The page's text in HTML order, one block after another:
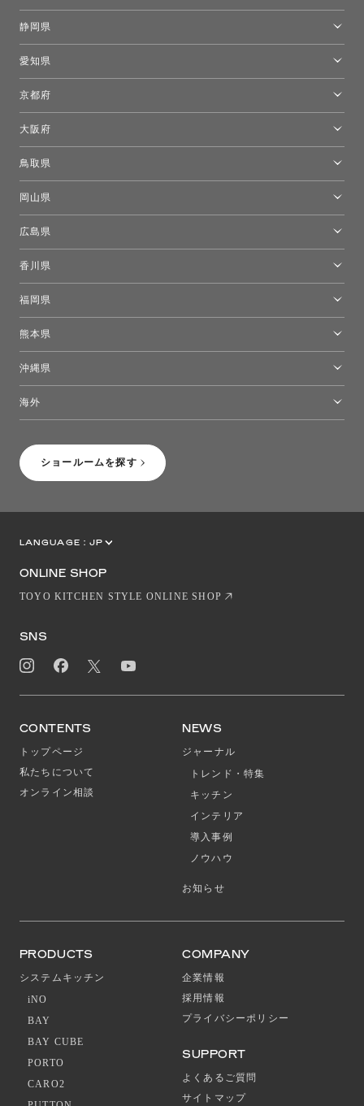
ショールームを探す
キーブー東京
FLOS｜フロスデザインスペース青山
静岡県
愛知県
京都府
大阪府
鳥取県
岡山県
広島県
香川県
福岡県
熊本県
沖縄県
海外
LANGUAGE : JP
ONLINE SHOP
TOYO KITCHEN STYLE ONLINE SHOP
SNS
CONTENTS
トップページ
私たちについて
オンライン相談
NEWS
ジャーナル
トレンド・特集
キッチン
インテリア
導入事例
ノウハウ
お知らせ
PRODUCTS
システムキッチン
iNO
BAY
BAY CUBE
PORTO
CARO2
COMPANY
企業情報
採用情報
プライバシーポリシー
SUPPORT
よくあるご質問
サイトマップ